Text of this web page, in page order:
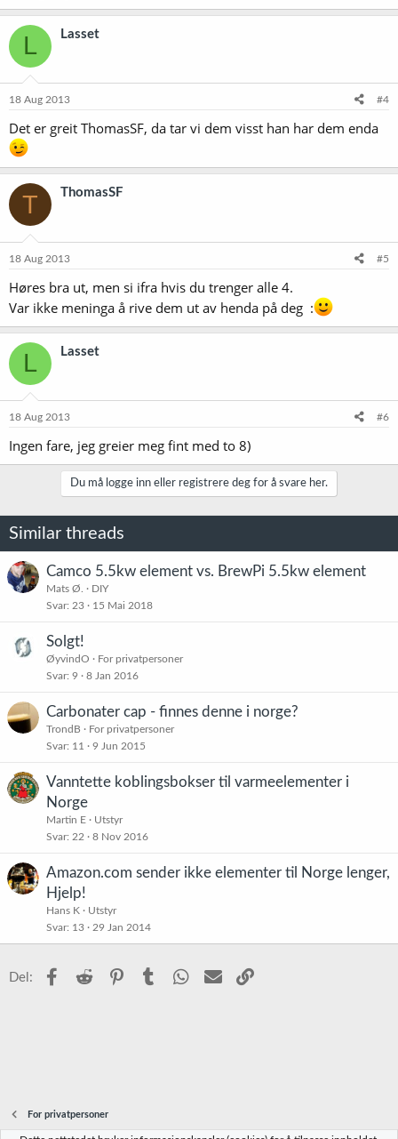
L Lasset
18 Aug 2013 #4
Det er greit ThomasSF, da tar vi dem visst han har dem enda
T ThomasSF
18 Aug 2013 #5
Høres bra ut, men si ifra hvis du trenger alle 4.
Var ikke meninga å rive dem ut av henda på deg :
L Lasset
18 Aug 2013 #6
Ingen fare, jeg greier meg fint med to 8)
Du må logge inn eller registrere deg for å svare her.
Similar threads
Camco 5.5kw element vs. BrewPi 5.5kw element
Mats Ø.
DIY
Svar 23 15 Mai 2018
Solgt!
ØyvindO
For privatpersoner
Svar 9 8 Jan 2016
Carbonater cap - finnes denne i norge?
TrondB
For privatpersoner
Svar 11 9 Jun 2015
Vanntette koblingsbokser til varmeelementer i
Norge
Martin E
Utstyr
Svar 22 8 Nov 2016
Amazon.com sender ikke elementer til Norge lenger,
Hjelp!
Hans K
Utstyr
Svar 13 29 Jan 2014
Del: Facebook
Reddit PinterestTumblr WhatsApp
E-post
For privatpersoner